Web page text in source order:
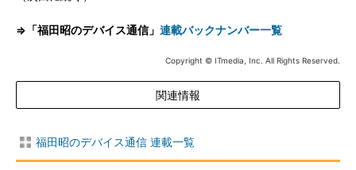
⇒「福田昭のデバイス通信」 連載バックナンバー一覧
Copyright © ITmedia, Inc. All Rights Reserved.
関連情報
福田昭のデバイス通信 連載一覧